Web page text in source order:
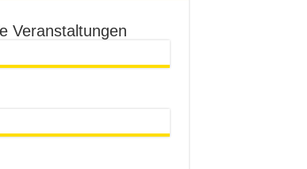
Veranstaltungen